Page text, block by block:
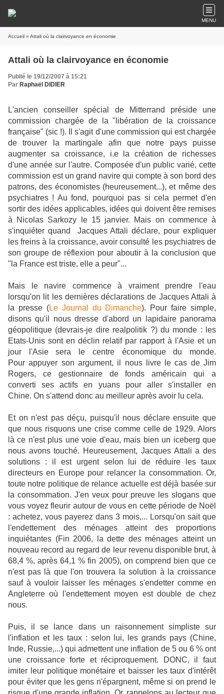
MENU
Accueil » Attali où la clairvoyance en économie
Attali où la clairvoyance en économie
Publié le 19/12/2007 à 15:21
Par Raphaël DIDIER
L'ancien conseiller spécial de Mitterrand préside une
commission chargée de la "libération de la croissance
française" (sic !). Il s'agit d'une commission qui est chargée
de trouver la martingale afin que notre pays puisse
augmenter sa croissance, i.e la création de richesses
d'une année sur l'autre. Composée d'un public varié, cette
commission est un grand navire qui compte à son bord des
patrons, des économistes (heureusement...), et même des
psychiatres ! Au fond, pourquoi pas si cela permet d'en
sortir des idées applicables, idées qui doivent être remises
à Nicolas Sarkozy le 15 janvier. Mais on commence à
s'inquiéter quand Jacques Attali déclare, pour expliquer
les freins à la croissance, avoir consulté les psychiatres de
son groupe de réflexion pour aboutir à la conclusion que
"la France est triste, elle a peur"...
Mais le navire commence à vraiment prendre l'eau
lorsqu'on lit les dernières déclarations de Jacques Attali à
la presse (Le Journal du Dimanche). Pour faire simple,
disons qu'il nous dresse d'abord un lapidaire panorama
géopolitique (devrais-je dire realpolitik ?) du monde : les
Etats-Unis sont en déclin relatif par rapport à l'Asie et un
jour l'Asie sera le centre économique du monde.
Pour appuyer son argument, il nous livre le cas de Jim
Rogers, ce gestionnaire de fonds américain qui a
converti ses actifs en yuans pour aller s'installer en
Chine. On s'attend donc au meilleur après avoir lu cela.
Et on n'est pas déçu, puisqu'il nous déclare ensuite que
que nous risquons une crise comme celle de 1929. Alors
là ce n'est plus une voie d'eau, mais bien un iceberg que
nous avons touché. Heureusement, Jacques Attali a des
solutions : il est urgent selon lui de réduire les taux
directeurs en Europe pour relancer la consommation. Or,
toute notre politique de relance actuelle est déjà basée sur
la consommation. J'en veux pour preuve les slogans que
vous voyez fleurir autour de vous en cette période de Noël
: achetez, vous payerez dans 3 mois,... Lorsqu'on sait que
l'endettement des ménages atteint des proportions
inquiétantes (Fin 2006, la dette des ménages atteint un
nouveau record au regard de leur revenu disponible brut, à
68,4 %, après 64,1 % fin 2005), on comprend bien que ce
n'est pas là que l'on trouvera la solution à la croissance
sauf à vouloir laisser les ménages s'endetter comme en
Angleterre où l'endettement moyen est double de chez
nous.
Puis, il se lance dans un raisonnement simpliste sur
l'inflation et les taux : selon lui, les grands pays (Chine,
Inde, Russie,...) qui admettent une inflation de 5 ou 6 % ont
une croissance forte et réciproquement. DONC, il faut
imiter leur politique monétaire et baisser les taux d'intérêt
pour éviter que les gens n'épargnent, même si on prend le